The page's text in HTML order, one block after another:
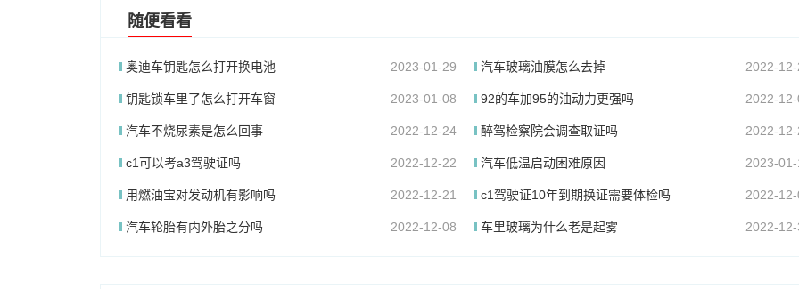
随便看看
奥迪车钥匙怎么打开换电池 2023-01-29 汽车玻璃油膜怎么去掉 2022-
钥匙锁车里了怎么打开车窗 2023-01-08 92的车加95的油动力更强吗 2022-
汽车不烧尿素是怎么回事 2022-12-24 醉驾检察院会调查取证吗 2022-
c1可以考a3驾驶证吗 2022-12-22 汽车低温启动困难原因 2023-
用燃油宝对发动机有影响吗 2022-12-21 c1驾驶证10年到期换证需要体检吗 2022-
汽车轮胎有内外胎之分吗 2022-12-08 车里玻璃为什么老是起雾 2022-